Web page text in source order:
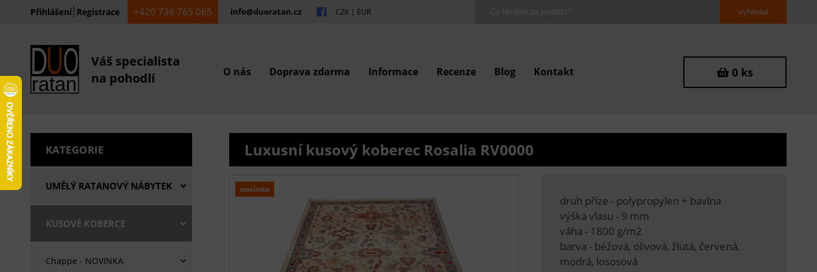
Přihlášení Registrace +420 736 765 065 info@duoratan.cz CZK | EUR
Váš specialista
na pohodlí
O nás Doprava zdarma Informace Recenze Blog Kontakt 0 ks
KATEGORIE
UMĚLÝ RATANOVÝ NÁBYTEK
KUSOVÉ KOBERCE
Chappe - NOVINKA
Luxusní kusový koberec Rosalia RV0000
novinka
druh příze - polypropylen + bavlna
výška vlasu - 9 mm
váha - 1800 g/m2
barva - béžová, olivová, žlutá, červená,
modrá, lososová